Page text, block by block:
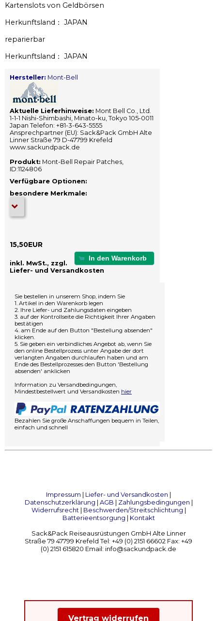
Kartenslots von Geldbörsen
Herkunftsland： JAPAN
reparierbar
Herkunftsland： JAPAN
Hersteller: Mont-Bell
Aktuelle Lieferhinweise: Mont Bell Co., Ltd.
1-1-1 Nishi-Shimbashi, Minato-ku, Tokyo 105-0011
Japan Telefon: +81-3-643-5555
Ansprechpartner (EU): Sack&Pack GmbH Alte
Linner Straße 79 D-47799 Krefeld
www.sackundpack.de
Produkt: Mont-Bell Repair Patches,
ID:1124806
Verfügbare Optionen:
besondere Merkmale:
15,50EUR
In den Warenkorb
inkl. MwSt., zzgl.
Liefer- und Versandkosten
Sie bestellen in unserem Shop, indem Sie
1. Artikel in den Warenkorb legen
2. Ihre Liefer- und Zahlungsdaten eingeben
3. auf der Kontrollseite die Richtigkeit Ihrer Angaben
bestätigen
4. am Ende auf den Button "Bestellung absenden"
klicken.
5. Sie geben ein verbindliches Angebot ab, wenn Sie
den online Bestellprozess unter Angabe der dort
verlangten Angaben durchlaufen haben und am
Ende des Bestellprozesses den Button 'Bestellung
absenden' anklicken
Information zu Versandbedingungen,
Mindestbestellwert und Versandkosten hier
Bezahlen Sie große Anschaffungen bequem in Teilen,
einfach und schnell
Impressum | Liefer- und Versandkosten |
Datenschutzerklärung | AGB | Zahlungsbedingungen |
Widerrufsrecht | Beschwerden/Streitschlichtung |
Batterieentsorgung | Kontakt
Sack&Pack Reiseausrüstungen GmbH Alte Linner
Straße 79 47799 Krefeld Tel: +49 (0) 2151 66602 Fax: +49
(0) 2151 615820 Email: info@sackundpack.de
Vertrag widerrufen